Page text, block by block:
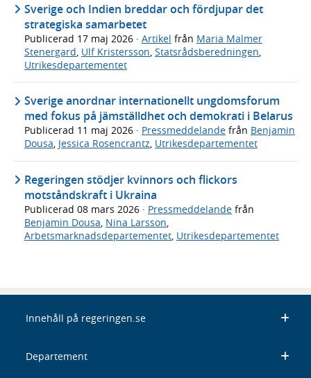
Sverige och Indien breddar och fördjupar det
strategiska samarbetet
Publicerad 17 maj 2026 · Artikel från Maria Malmer
Stenergard, Ulf Kristersson, Statsrådsberedningen,
Utrikesdepartementet
Sverige anordnar internationellt ungdomsforum
med fokus på jämställdhet och demokrati i Belarus
Publicerad 11 maj 2026 · Pressmeddelande från Benjamin
Dousa, Jessica Rosencrantz, Utrikesdepartementet
Regeringen stödjer kvinnors och flickors
motståndskraft i Ukraina
Publicerad 08 mars 2026 · Pressmeddelande från
Benjamin Dousa, Nina Larsson,
Arbetsmarknadsdepartementet, Utrikesdepartementet
Innehåll på regeringen.se
Departement